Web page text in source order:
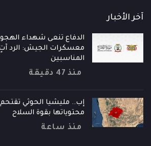
آخر الأخبار
الدفاع تنعى شهداء
معسكرات الجيش: الرد آتٍ
المناسبين
منذ 47 دقيقة
إب.. مليشيا الحوثي
محتوياتها بقوة السلاح
منذ ساعة